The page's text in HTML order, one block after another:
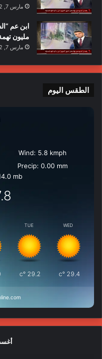
مارس 7, 2022
ابن عم
مليون
مارس 7, 2022
الطقس اليوم
Wind: 5.8 kmph
Precip: 0.00 mm
mb
TUE
29.2
°c
WED
29.4
°c